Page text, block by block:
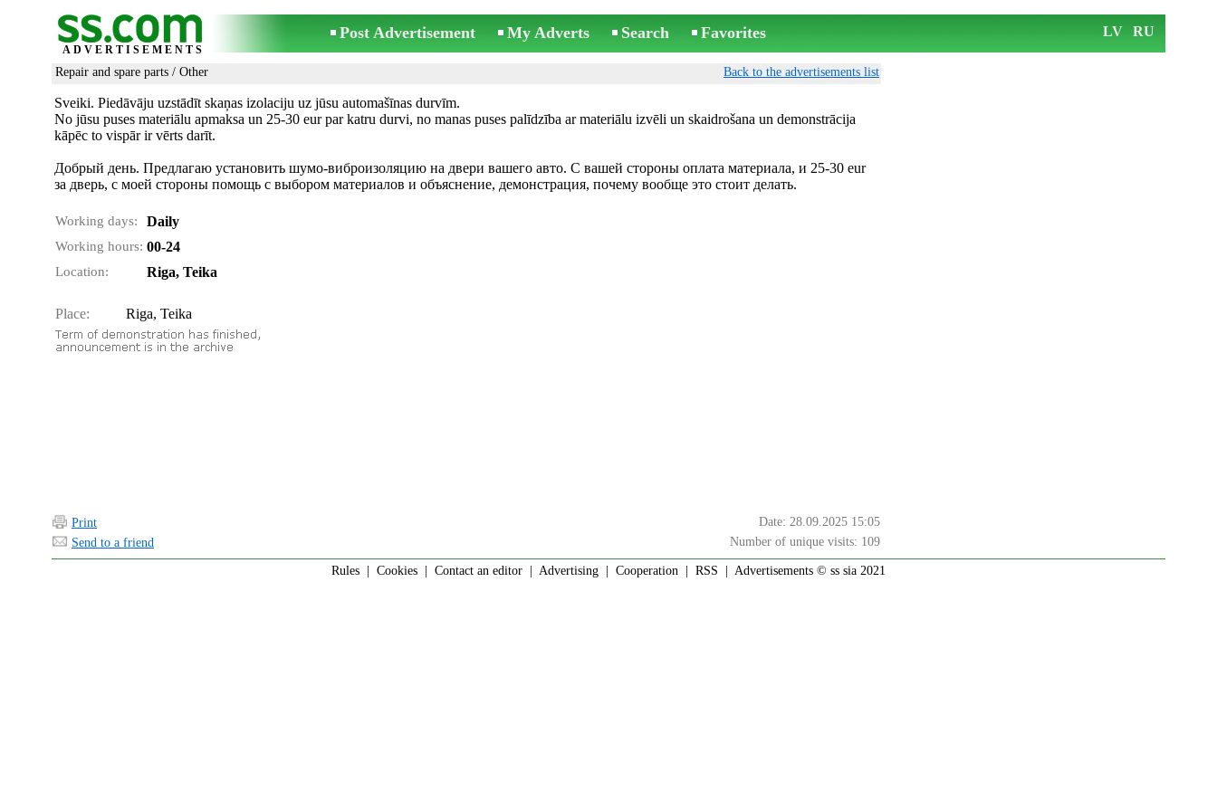
ADVERTISEMENTS
Post Advertisement My Adverts Search Favorites LV RU
Repair and spare parts / Other Back to the advertisements list
Sveiki. Piedāvāju uzstādīt skaņas izolaciju uz jūsu automašīnas durvīm.
No jūsu puses materiālu apmaksa un 25-30 eur par katru durvi, no manas puses palīdzība ar materiālu izvēli un skaidrošana un demonstrācija
kāpēc to vispār ir vērts darīt.
Добрый день. Предлагаю установить шумо-виброизоляцию на двери вашего авто. С вашей стороны оплата материала, и 25-30 eur
за дверь, с моей стороны помощь с выбором материалов и объяснение, демонстрация, почему вообще это стоит делать.
Working days: Daily
Working hours: 00-24
Location: Riga, Teika
Place: Riga, Teika
Print
Date: 28.09.2025 15:05
Send to a friend
Number of unique visits: 109
Rules Cookies Contact an editor Advertising Cooperation RSS | Advertisements © ss sia 2021